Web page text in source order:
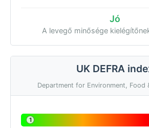
Jó
A levegő minősége
UK DEFRA
Department for Environment, Food
1